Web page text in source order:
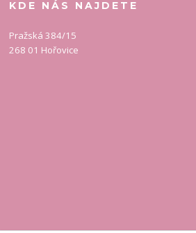
KDE NÁS NAJDETE
Pražská 384/15
268 01 Hořovice